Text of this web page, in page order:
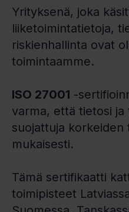
Yrityksenä, joka
liiketoimintatietoja,
riskienhallinta ovat
toimintaamme.
ISO 27001 -
varma, että tietosi ja
suojattuja
mukaisesti.
Tämä sertifikaatti
toimipisteet